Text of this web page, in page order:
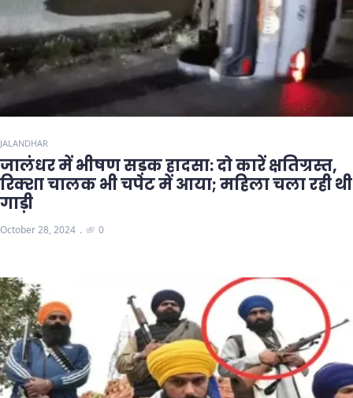
JALANDHAR
जालंधर में भीषण सड़क हादसा: दो कारें क्षतिग्रस्त,
रिक्शा चालक भी चपेट में आया; महिला चला रही थी
गाड़ी
October 28, 2024 0